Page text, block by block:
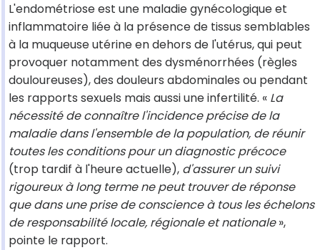
L'endométriose est une maladie gynécologique et
inflammatoire liée à la présence de tissus semblables
à la muqueuse utérine en dehors de l'utérus, qui peut
provoquer notamment des dysménorrhées (règles
douloureuses), des douleurs abdominales ou pendant
les rapports sexuels mais aussi une infertilité. « La
nécessité de connaître l'incidence précise de la
maladie dans l'ensemble de la population, de réunir
toutes les conditions pour un diagnostic précoce
(trop tardif à l'heure actuelle), d'assurer un suivi
rigoureux à long terme ne peut trouver de réponse
que dans une prise de conscience à tous les échelons
de responsabilité locale, régionale et nationale»,
pointe le rapport.